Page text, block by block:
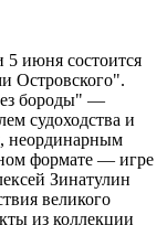
июня состоится
Островского".
бороды" —
судоходства и
неординарным
формате — игре
Зинатулин
великого
из коллекции